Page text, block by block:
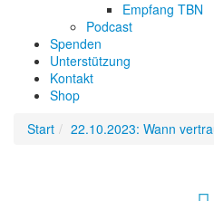
Empfang TBN
Podcast
Spenden
Unterstützung
Kontakt
Shop
Start
22.10.2023: Wann